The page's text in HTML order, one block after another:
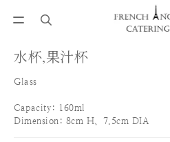
水杯,果汁杯
Glass
Capacity: 160ml
Dimension: 8cm H、7.5cm DIA